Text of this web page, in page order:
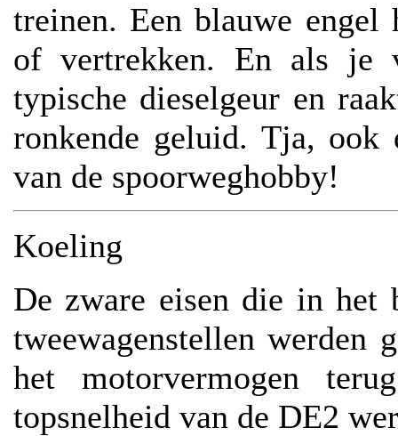
treinen. Een blauwe engel
of vertrekken. En als je
typische dieselgeur en
ronkende geluid. Tja, ook
van de spoorweghobby!
Koeling
De zware eisen die in het
tweewagenstellen werden
het motorvermogen
topsnelheid van de DE2